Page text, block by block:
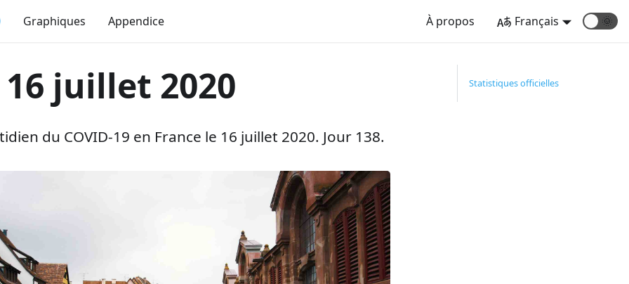
Graphiques Appendice À propos Français 🌞
16 juillet 2020
du COVID-19 en France le 16 juillet 2020. Jour 138.
Statistiques officielles